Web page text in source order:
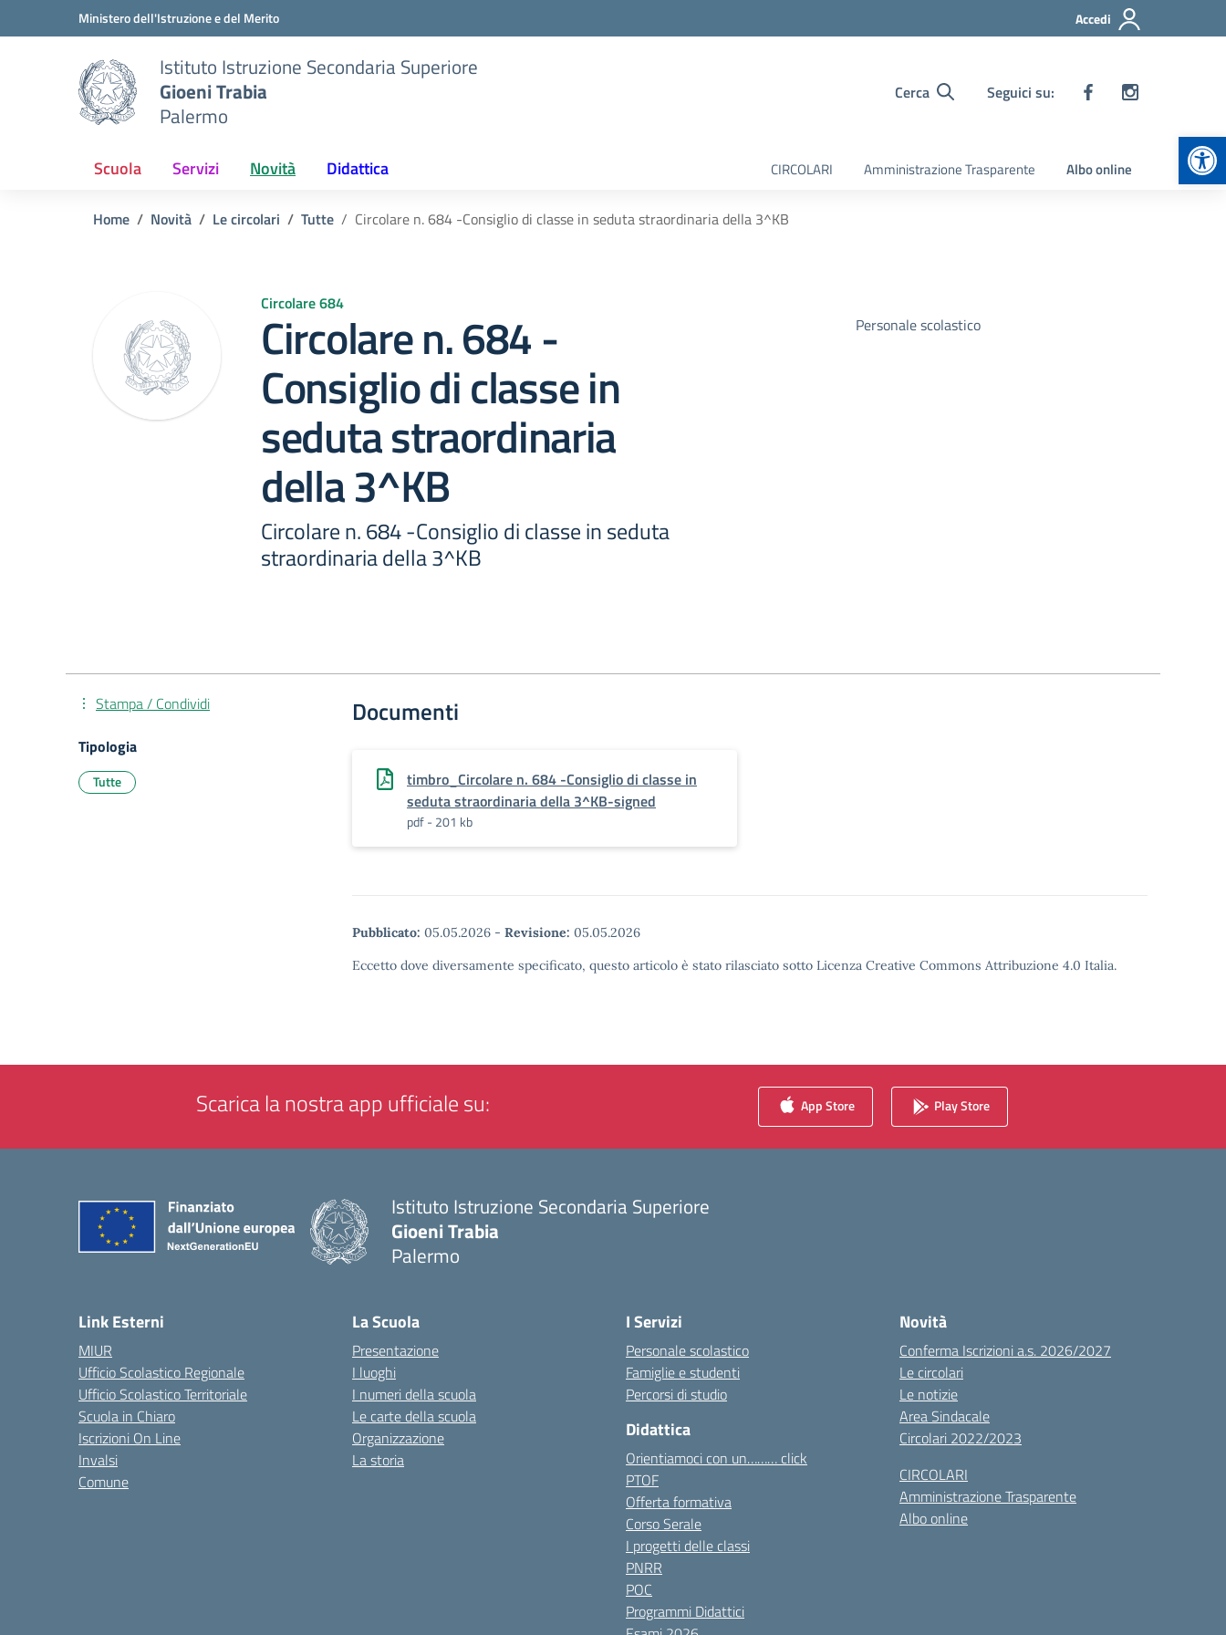
Vai ai contenuti
Vai al menu di navigazioneMinistero dell'Istruzione e del Merito Accedi
Istituto Istruzione Secondaria Superiore
Gioeni Trabia
Palermo
Cerca Seguici su:
Scuola Servizi Novità Didattica CIRCOLARI Amministrazione Trasparente Albo online
Home Novità Le circolari Tutte Circolare n. 684 -Consiglio di classe in seduta straordinaria della 3^KB
Circolare 684
Circolare n. 684 -
Consiglio di classe in
seduta straordinaria
della 3^KB
Circolare n. 684 -Consiglio di classe in seduta
straordinaria della 3^KB
Personale scolastico
Documenti
timbro_Circolare n. 684 -Consiglio di classe in
seduta straordinaria della 3^KB-signed
pdf - 201 kb
Pubblicato: 05.05.2026 - Revisione: 05.05.2026
Eccetto dove diversamente specificato, questo articolo è stato rilasciato sotto Licenza Creative Commons Attribuzione 4.0 Italia.
Stampa / Condividi
Tipologia
Tutte
Scarica la nostra app ufficiale su: App Store Play Store
Istituto Istruzione Secondaria Superiore
Gioeni Trabia
Palermo
Link Esterni
MIUR
Ufficio Scolastico Regionale
Ufficio Scolastico Territoriale
Scuola in Chiaro
Iscrizioni On Line
Invalsi
Comune
La Scuola
Presentazione
I luoghi
I numeri della scuola
Le carte della scuola
Organizzazione
La storia
I Servizi
Personale scolastico
Famiglie e studenti
Percorsi di studio
Didattica
Orientiamoci con un……… click
PTOF
Offerta formativa
Corso Serale
I progetti delle classi
PNRR
POC
Programmi Didattici
Novità
Conferma Iscrizioni a.s. 2026/2027
Le circolari
Le notizie
Area Sindacale
Circolari 2022/2023
CIRCOLARI
Amministrazione Trasparente
Albo online